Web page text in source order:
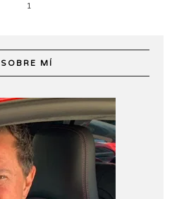
1
SOBRE MÍ